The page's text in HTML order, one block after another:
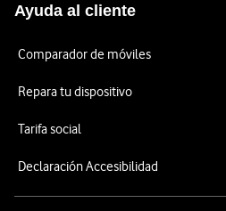
Ayuda al cliente
Comparador de móviles
Repara tu dispositivo
Tarifa social
Declaración Accesibilidad